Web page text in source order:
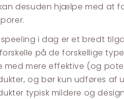
desuden hjælpe med at
i dag er et bredt
på de forskellige
mere effektive (og
og bør kun udføres af
typisk mildere og